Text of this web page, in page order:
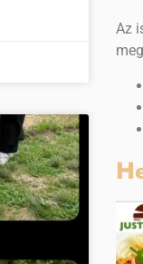
Az